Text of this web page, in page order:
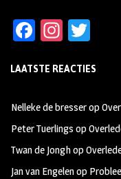
Fa
b
oo
k
In
ag
m
tt
LAATSTE REACTIES
Nelleke de bresserop
Peter Tuerlings op
Twan de Jonghop
Jan van Engelenop